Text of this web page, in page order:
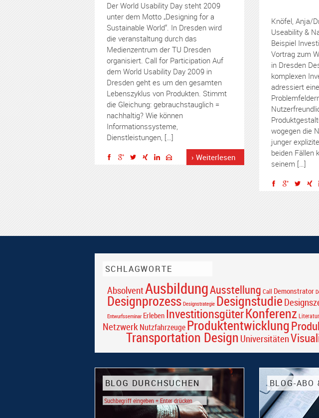
Knöfel, Anja/
Useability &
Beispiel
Vortrag zum
in Dresden
komplexen
adressiert
wogegen die
junger
beiden Fällen
seinem […]
Der World Usability Day steht 2009
unter dem Motto „Designing for a
Sustainable World“. In Dresden wird
die veranstaltung durch das
Medienzentrum der TU Dresden
organisiert. Call for Participation Auf
dem World Usability Day 2009 in
Dresden geht es um den gesamten
Lebenszyklus von Produkten. Stimmt
die Gleichung: gebrauchstauglich =
nachhaltig? Wie können
Informationssysteme,
Dienstleistungen, […]
› Weiterlesen
SCHLAGWORTE
AbsolventAusbildungAusstellung Call Demonstrator
Designprozess Designstrategie Designstudie
Entwurfsseminar Erleben InvestitionsgüterKonferenz Literatur
Netzwerk Nutzfahrzeuge Produktentwicklung
Transportation Design Universitäten
BLOG DURCHSUCHEN BLOG-ABO